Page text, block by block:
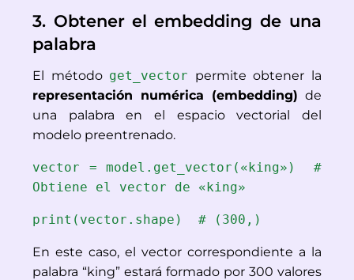
3. Obtener el embedding de una
palabra
El método get_vector
representación numérica (embedding) de
una palabra en el espacio vectorial del
modelo preentrenado.
vector = model.get_vector(«king»)  #
Obtiene el vector de «king»
print(vector.shape)  # (300,)
En este caso, el vector correspondiente a la
palabra “king” estará formado por 300 valores